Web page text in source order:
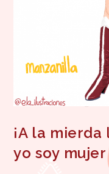
¡A la
yo soy